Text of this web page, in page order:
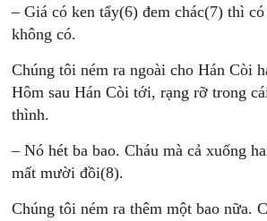
– Giá có ken tẩy(6) đem chác(7) thì
không có.
Chúng tôi ném ra ngoài cho Hán Còi
Hôm sau Hán Còi tới, rạng rỡ trong
thình.
– Nó hét ba bao. Cháu mà cả xuống
mất mười đồi(8).
Chúng tôi ném ra thêm một bao nữa.